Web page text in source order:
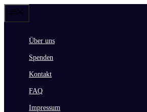
Zum
springenÜber uns
Spenden
Kontakt
FAQ
Impressum